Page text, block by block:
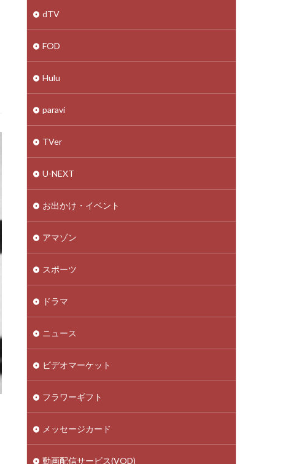
dTV
FOD
Hulu
paravi
TVer
U-NEXT
お出かけ・イベント
アマゾン
スポーツ
ドラマ
ニュース
ビデオマーケット
フラワーギフト
メッセージカード
動画配信サービス(VOD)